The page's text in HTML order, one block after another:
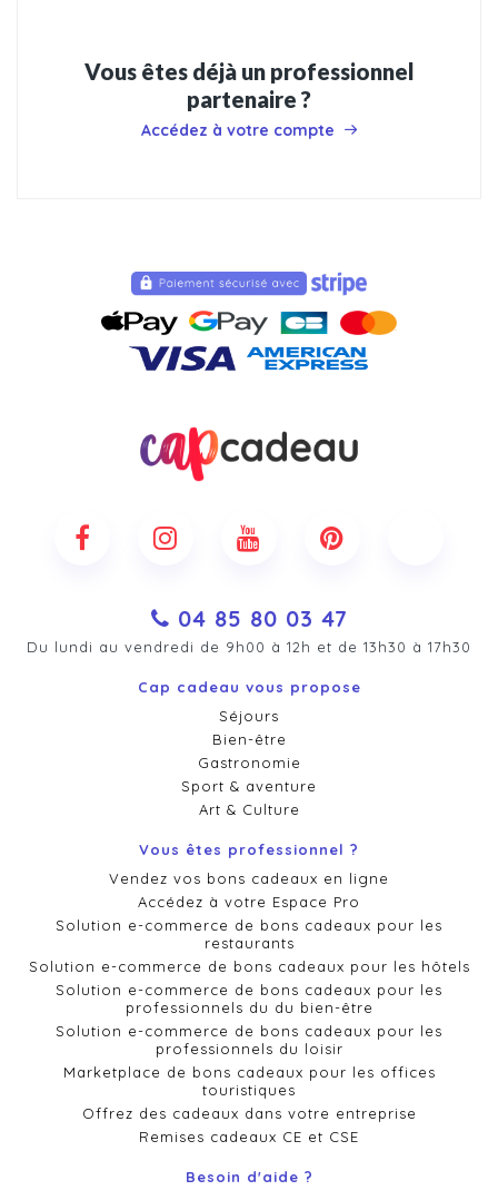
Vous êtes déjà un professionnel
partenaire ?
Accédez à votre compte
04 85 80 03 47
Du lundi au vendredi de 9h00 à 12h et de 13h30 à 17h30
Cap cadeau vous propose
Séjours
Bien-être
Gastronomie
Sport & aventure
Art & Culture
Vous êtes professionnel ?
Vendez vos bons cadeaux en ligne
Accédez à votre Espace Pro
Solution e-commerce de bons cadeaux pour les
restaurants
Solution e-commerce de bons cadeaux pour les hôtels
Solution e-commerce de bons cadeaux pour les
professionnels du du bien-être
Solution e-commerce de bons cadeaux pour les
professionnels du loisir
Marketplace de bons cadeaux pour les offices
touristiques
Offrez des cadeaux dans votre entreprise
Remises cadeaux CE et CSE
Besoin d'aide ?